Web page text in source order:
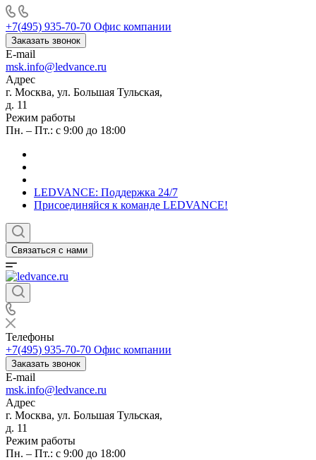
+7(495) 935-70-70 Офис компании
Заказать звонок
E-mail
msk.info@ledvance.ru
Адрес
г. Москва, ул. Большая Тульская,
д. 11
Режим работы
Пн. – Пт.: с 9:00 до 18:00
LEDVANCE: Поддержка 24/7
Присоединяйся к команде LEDVANCE!
Связаться с нами
Телефоны
+7(495) 935-70-70 Офис компании
Заказать звонок
E-mail
msk.info@ledvance.ru
Адрес
г. Москва, ул. Большая Тульская,
д. 11
Режим работы
Пн. – Пт.: с 9:00 до 18:00